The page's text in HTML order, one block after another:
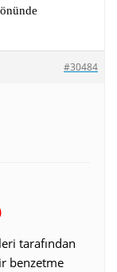
#30484
tarafından
benzetme